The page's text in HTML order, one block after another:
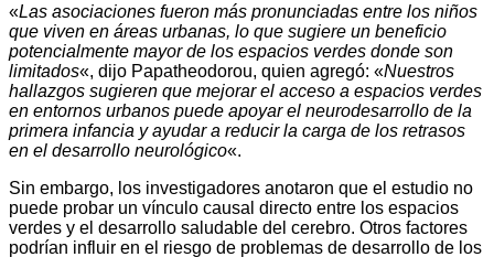
«Las asociaciones fueron más pronunciadas entre los niños
que viven en áreas urbanas, lo que sugiere un beneficio
potencialmente mayor de los espacios verdes donde son
limitados«, dijo Papatheodorou, quien agregó: «Nuestros
hallazgos sugieren que mejorar el acceso a espacios verdes
en entornos urbanos puede apoyar el neurodesarrollo de la
primera infancia y ayudar a reducir la carga de los retrasos
en el desarrollo neurológico«.
Sin embargo, los investigadores anotaron que el estudio no
puede probar un vínculo causal directo entre los espacios
verdes y el desarrollo saludable del cerebro. Otros factores
podrían influir en el riesgo de problemas de desarrollo de los